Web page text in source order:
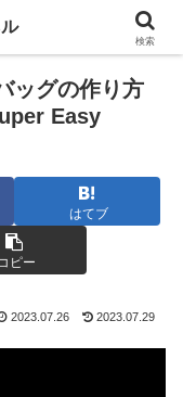
ッグの作り方
Easy
はてブ
ピー
2023.07.26 2023.07.29
検索